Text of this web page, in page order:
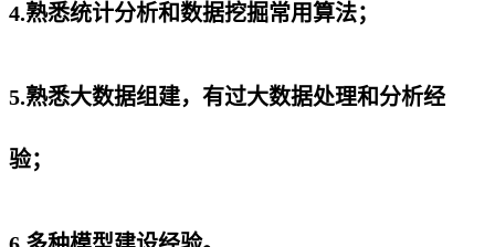
4.熟悉统计分析和数据挖掘常用算法；
5.熟悉大数据组建，有过大数据处理和分析经
验；